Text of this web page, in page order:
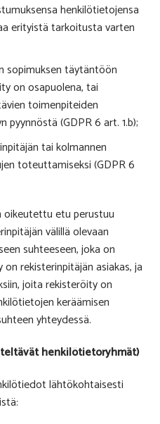
henkilötietojensa
erityistä tarkoitusta varten
sopimuksen täytäntöön
on osapuolena, tai
toimenpiteiden
(GDPR 6 art. 1.b);
tai kolmannen
toteuttamiseksi (GDPR 6
oikeutettu etu perustuu
välillä olevaan
suhteeseen, joka on
rekisterinpitäjän asiakas, ja
joita rekisteröity on
keräämisen
yhteydessä.
henkilötietoryhmät)
lähtökohtaisesti